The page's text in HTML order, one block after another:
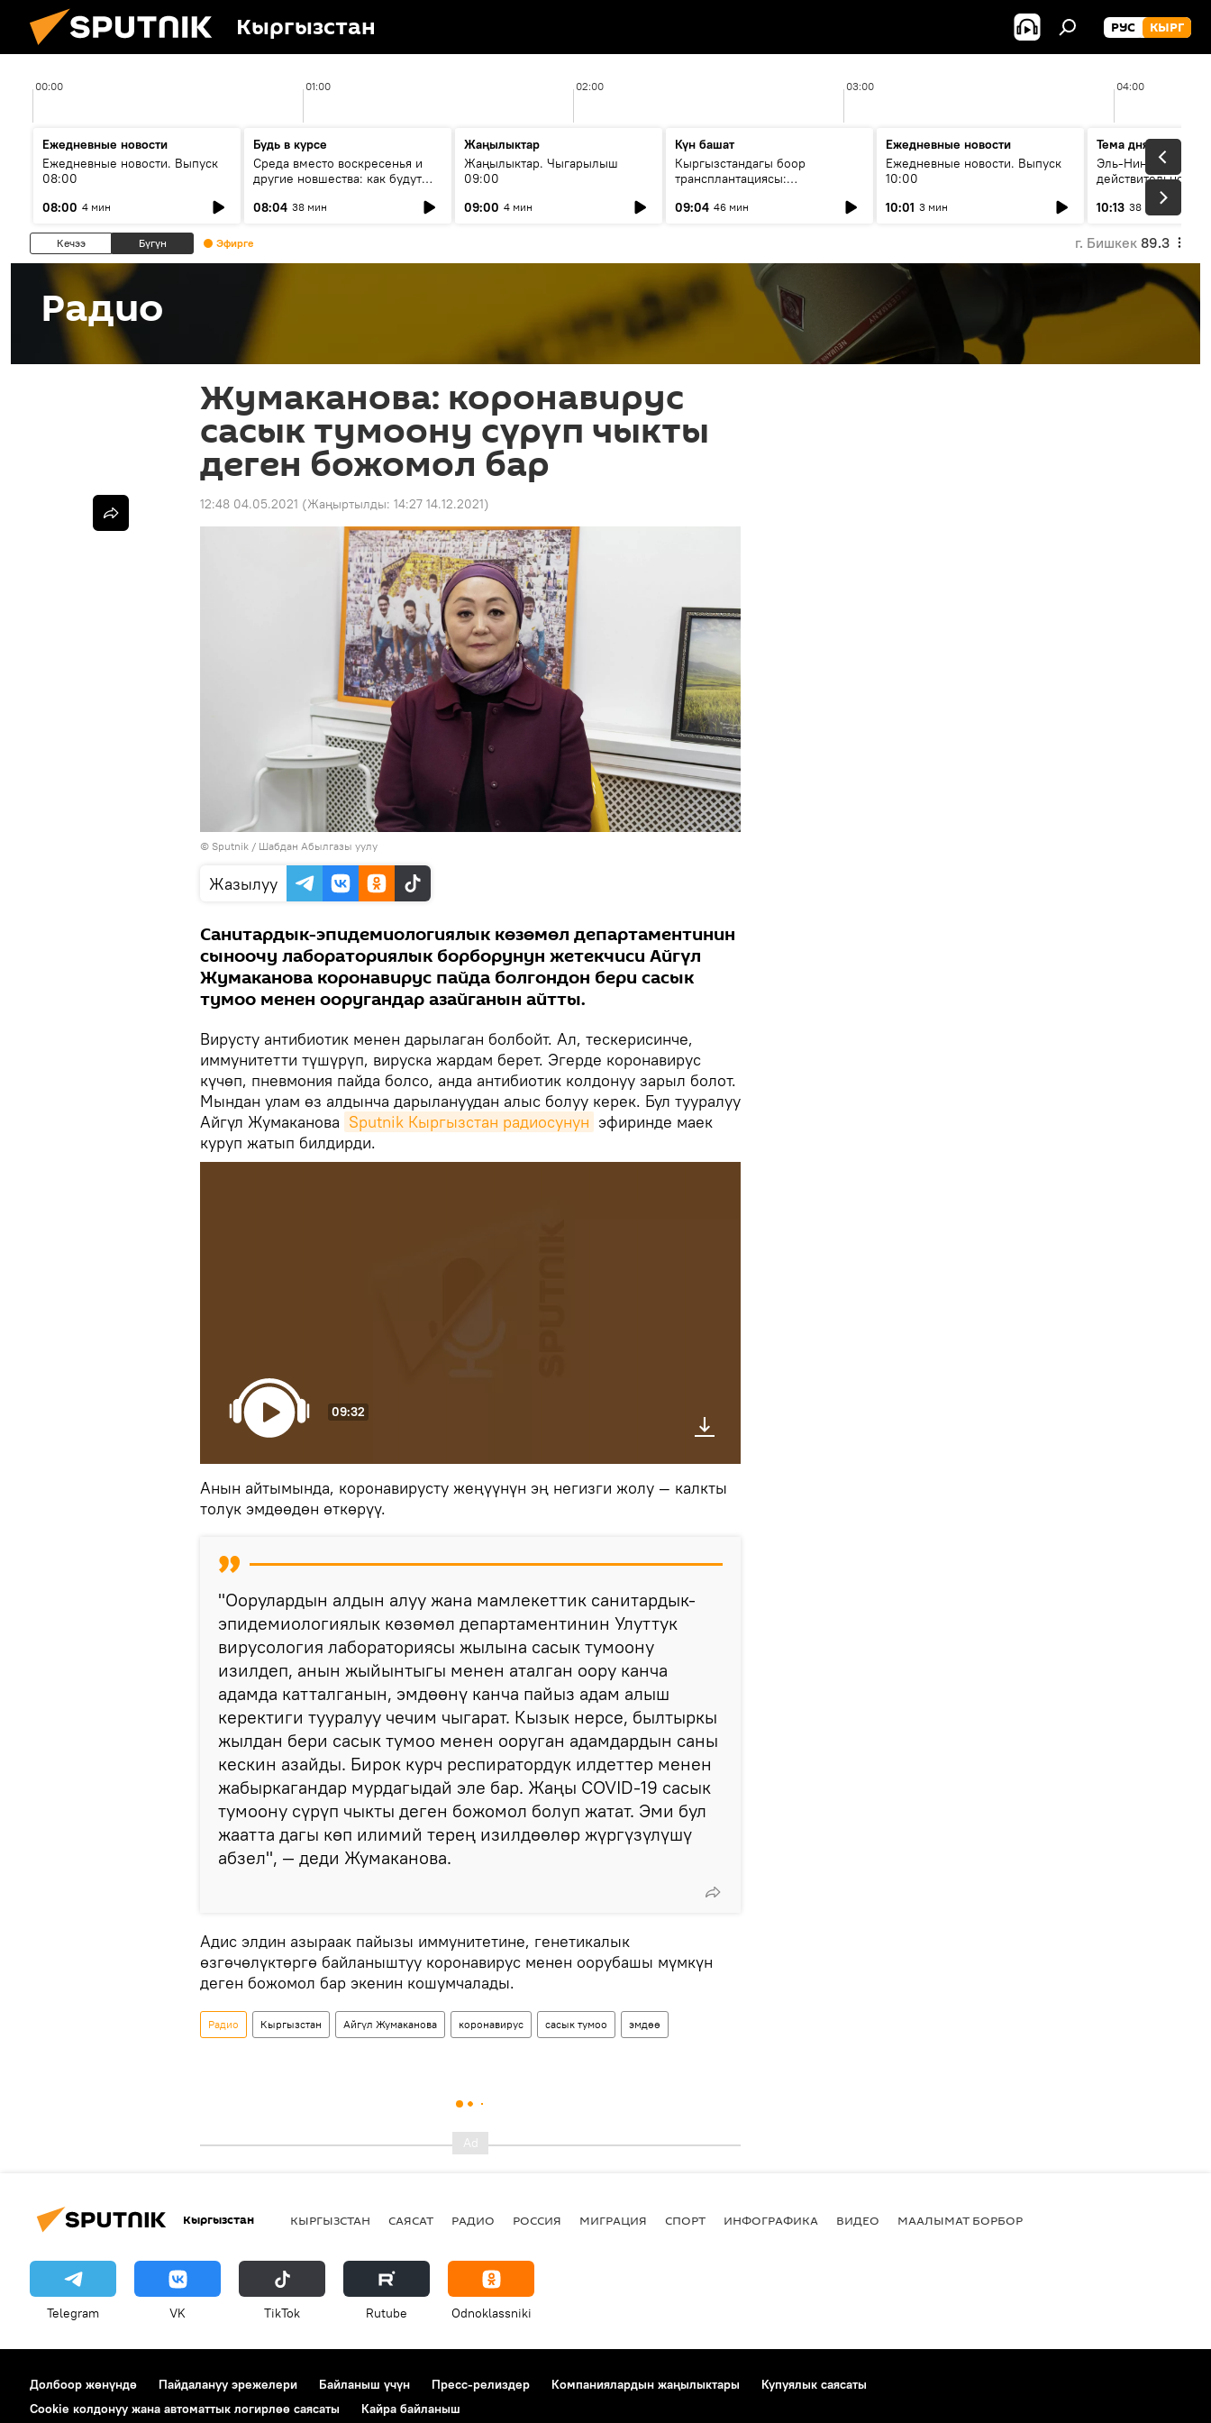
Кыргызстан РУС КЫРГ
00:00 01:00 02:00 03:00 04:00
Ежедневные новости
Ежедневные новости. Выпуск
08:00
08:00 4 мин
Будь в курсе
Среда вместо воскресенья и
другие новшества: как будут
08:04 38 мин
Жаңылыктар
Жаңылыктар. Чыгарылыш
09:00
09:00 4 мин
Күн башат
Кыргызстандагы боор
трансплантациясы:
келечеги
09:04 46 мин
Ежедневные новости
Ежедневные новости. Выпуск
10:00
10:01 3 мин
Тема дня
Эль-Ниньо, жара и
действительно
погоду в
10:13 38 мин
Кечээ Бүгүн Эфирге г. Бишкек 89.3
Радио
Жумаканова: коронавирус
сасык тумоону сүрүп чыкты
деген божомол бар
12:48 04.05.2021 (Жаңыртылды: 14:27 14.12.2021)
© Sputnik / Шабдан Абылгазы уулу
Жазылуу
Санитардык-эпидемиологиялык көзөмөл департаментинин
сыноочу лабораториялык борборунун жетекчиси Айгүл
Жумаканова коронавирус пайда болгондон бери сасык
тумоо менен ооругандар азайганын айтты.
Вирусту антибиотик менен дарылаган болбойт. Ал, тескерисинче,
иммунитетти түшүрүп, вируска жардам берет. Эгерде коронавирус
күчөп, пневмония пайда болсо, анда антибиотик колдонуу зарыл болот.
Мындан улам өз алдынча дарылануудан алыс болуу керек. Бул тууралуу
Айгүл Жумаканова Sputnik Кыргызстан радиосунун эфиринде маек
куруп жатып билдирди.
09:32
Анын айтымында, коронавирусту жеңүүнүн эң негизги жолу — калкты
толук эмдөөдөн өткөрүү.
"Оорулардын алдын алуу жана мамлекеттик санитардык-
эпидемиологиялык көзөмөл департаментинин Улуттук
вирусология лабораториясы жылына сасык тумоону
изилдеп, анын жыйынтыгы менен аталган оору канча
адамда катталганын, эмдөөнү канча пайыз адам алыш
керектиги тууралуу чечим чыгарат. Кызык нерсе, былтыркы
жылдан бери сасык тумоо менен ооруган адамдардын саны
кескин азайды. Бирок курч респиратордук илдеттер менен
жабыркагандар мурдагыдай эле бар. Жаңы COVID-19 сасык
тумоону сүрүп чыкты деген божомол болуп жатат. Эми бул
жаатта дагы көп илимий терең изилдөөлөр жүргүзүлүшү
абзел", — деди Жумаканова.
Адис элдин азыраак пайызы иммунитетине, генетикалык
өзгөчөлүктөргө байланыштуу коронавирус менен оорубашы мүмкүн
деген божомол бар экенин кошумчалады.
Радио Кыргызстан Айгүл Жумаканова коронавирус сасык тумоо эмдөө
Кыргызстан КЫРГЫЗСТАН САЯСАТ РАДИО РОССИЯ МИГРАЦИЯ СПОРТ ИНФОГРАФИКА ВИДЕО МААЛЫМАТ БОРБОР
Telegram VK ТikТоk Rutube Odnoklassniki
Долбоор жөнүндө Пайдалануу эрежелери Байланыш үчүн Пресс-релиздер Компаниялардын жаңылыктары
Купуялык саясаты
Cookie колдонуу жана автоматтык логирлөө саясаты
Кайра байланыш